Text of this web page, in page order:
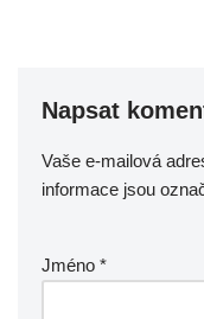
Napsat
Vaše e-mailová
informace jsou
Jméno *